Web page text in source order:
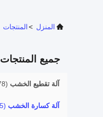
المنزل >المنتجات
جميع المنتجات
آلة تقطيع الخشب (78)
آلة كسارة الخشب (45)